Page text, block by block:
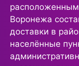
Воронежа
доставки в
населённые